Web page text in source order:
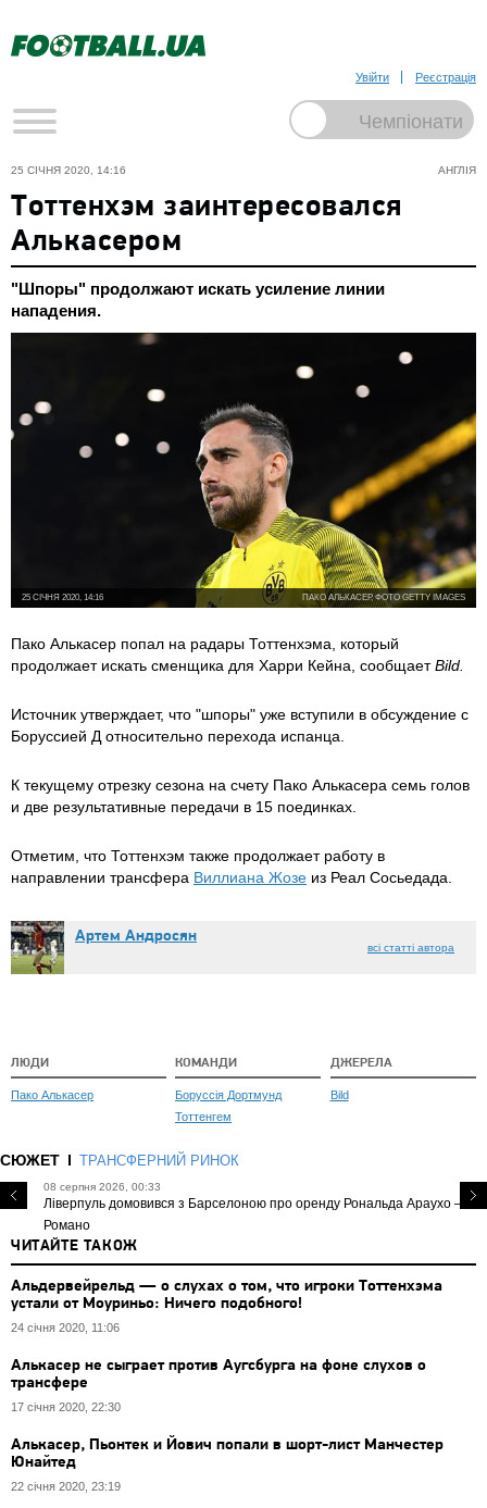
Увійти Реєстрація
АНГЛІЯ
25 СІЧНЯ 2020, 14:16
Тоттенхэм заинтересовался
Алькасером
"Шпоры" продолжают искать усиление линии
нападения.
ПАКО АЛЬКАСЕР, ФОТО GETTY IMAGES
25 СІЧНЯ 2020, 14:16
Пако Алькасер попал на радары Тоттенхэма, который
продолжает искать сменщика для Харри Кейна, сообщаетBild.
Источник утверждает, что "шпоры" уже вступили в обсуждение с
Боруссией Д относительно перехода испанца.
К текущему отрезку сезона на счету Пако Алькасера семь голов
и две результативные передачи в 15 поединках.
Отметим, что Тоттенхэм также продолжает работу в
направлении трансфера Виллиана Жозе из Реал Сосьедада.
Артем Андросян
всі статті автора
ЛЮДИ
Пако Алькасер
КОМАНДИ
Боруссія Дортмунд
Тоттенгем
ДЖЕРЕЛА
Bild
СЮЖЕТ ТРАНСФЕРНИЙ РИНОК
08 серпня 2026, 00:33
Ліверпуль домовився з Барселоною про оренду Рональда Араухо —
Романо
ЧИТАЙТЕ ТАКОЖ
Альдервейрельд — о слухах о том, что игроки Тоттенхэма
устали от Моуриньо: Ничего подобного!
24 січня 2020, 11:06
Алькасер не сыграет против Аугсбурга на фоне слухов о
трансфере
17 січня 2020, 22:30
Алькасер, Пьонтек и Йович попали в шорт-лист Манчестер
Юнайтед
22 січня 2020, 23:19